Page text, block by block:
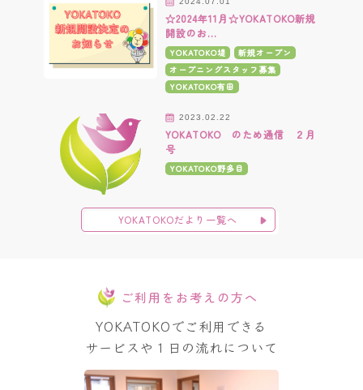
☆2024年11月☆YOKATOKO新規
開設のお…
YOKATOKO堤
新規オープン
オープニングスタッフ募集
YOKATOKO有田
2023.02.22
YOKATOKO のため通信 ２月
号
YOKATOKO野多目
YOKATOKOだより一覧へ
ご利用をお考えの方へ
YOKATOKOでご利用できる
サービスや１日の流れについて